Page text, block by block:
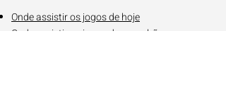
Onde assistir os jogos de hoje
Onde assistir os jogos de amanhã